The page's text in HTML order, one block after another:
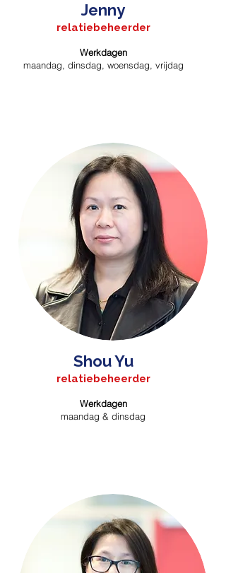
Jenny
relatiebeheerder
Werkdagen
maandag, dinsdag, woensdag, vrijdag
Shou Yu
relatiebeheerder
Werkdagen
maandag & dinsdag